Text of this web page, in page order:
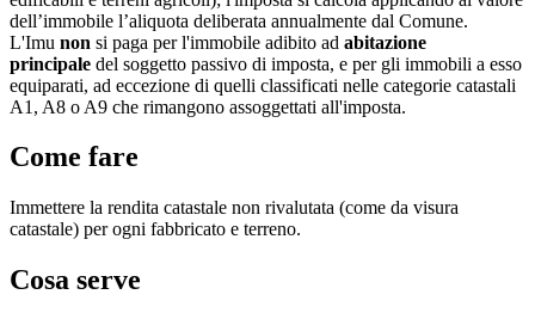
dell’immobile l’aliquota deliberata annualmente dal Comune.
L'Imu non si paga per l'immobile adibito ad abitazione
principale del soggetto passivo di imposta, e per gli immobili a esso
equiparati, ad eccezione di quelli classificati nelle categorie catastali
A1, A8 o A9 che rimangono assoggettati all'imposta.
Come fare
Immettere la rendita catastale non rivalutata (come da visura
catastale) per ogni fabbricato e terreno.
Cosa serve